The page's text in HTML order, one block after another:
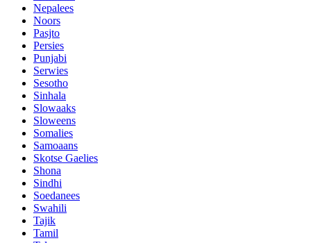
Nepalees
Noors
Pasjto
Persies
Punjabi
Serwies
Sesotho
Sinhala
Slowaaks
Sloweens
Somalies
Samoaans
Skotse Gaelies
Shona
Sindhi
Soedanees
Swahili
Tajik
Tamil